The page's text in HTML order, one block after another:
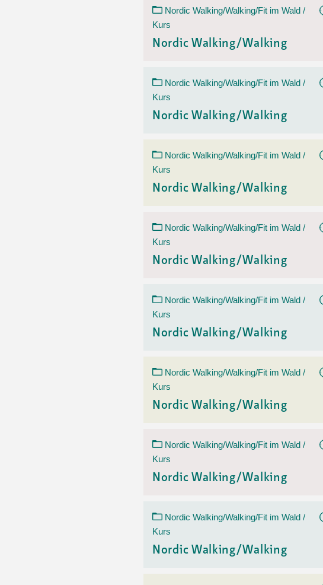
Nordic Walking/Walking/Fit im Wald /
Kurs
Nordic Walking/Walking
Nordic Walking/Walking/Fit im Wald /
Kurs
Nordic Walking/Walking
Nordic Walking/Walking/Fit im Wald /
Kurs
Nordic Walking/Walking
Nordic Walking/Walking/Fit im Wald /
Kurs
Nordic Walking/Walking
Nordic Walking/Walking/Fit im Wald /
Kurs
Nordic Walking/Walking
Nordic Walking/Walking/Fit im Wald /
Kurs
Nordic Walking/Walking
Nordic Walking/Walking/Fit im Wald /
Kurs
Nordic Walking/Walking
Nordic Walking/Walking/Fit im Wald /
Kurs
Nordic Walking/Walking